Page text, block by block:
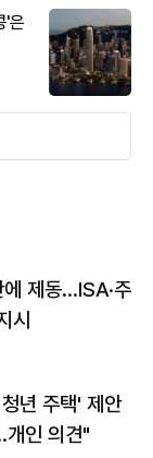
'은
제동…ISA·주
시
년 주택' 제안
인 의견"